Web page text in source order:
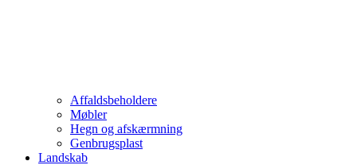
Affaldsbeholdere
Møbler
Hegn og afskærmning
Genbrugsplast
Landskab